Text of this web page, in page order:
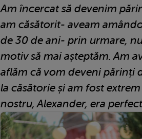
Am încercat să devenim
am căsătorit- aveam
de 30 de ani- prin urmare,
motiv să mai așteptăm. Am
aflăm că vom deveni părinți
la căsătorie și am fost
nostru, Alexander, era